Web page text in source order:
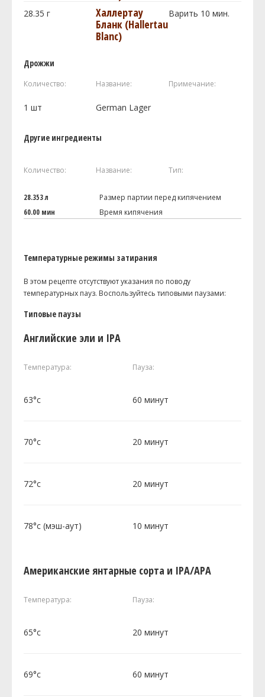
28.35 г
Халлертау
Бланк (Hallertau
Blanc)
Варить 10 мин.
Дрожжи
Количество: Название: Примечание:
1 шт German Lager
Другие ингредиенты
Количество: Название: Тип:
28.353 л
Размер партии перед кипячением
60.00 мин
Время кипячения
Температурные режимы затирания
В этом рецепте отсутствуют указания по поводу
температурных пауз. Воспользуйтесь типовыми паузами:
Типовые паузы
Английские эли и IPA
Температура: Пауза:
63°c 60 минут
70°c 20 минут
72°c 20 минут
78°c (мэш-аут) 10 минут
Американские янтарные сорта и IPA/APA
Температура: Пауза:
65°c 20 минут
69°c 60 минут